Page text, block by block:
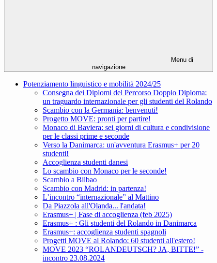
Menu di
navigazione
Potenziamento linguistico e mobilità 2024/25
Consegna dei Diplomi del Percorso Doppio Diploma:
un traguardo internazionale per gli studenti del Rolando
Scambio con la Germania: benvenuti!
Progetto MOVE: pronti per partire!
Monaco di Baviera: sei giorni di cultura e condivisione
per le classi prime e seconde
Verso la Danimarca: un'avventura Erasmus+ per 20
studenti!
Accoglienza studenti danesi
Lo scambio con Monaco per le seconde!
Scambio a Bilbao
Scambio con Madrid: in partenza!
L’incontro “internazionale” al Mattino
Da Piazzola all'Olanda... l'andata!
Erasmus+ | Fase di accoglienza (feb 2025)
Erasmus+ : Gli studenti del Rolando in Danimarca
Erasmus+: accoglienza studenti spagnoli
Progetti MOVE al Rolando: 60 studenti all'estero!
MOVE 2023 “ROLANDEUTSCH? JA, BITTE!” -
incontro 23.08.2024